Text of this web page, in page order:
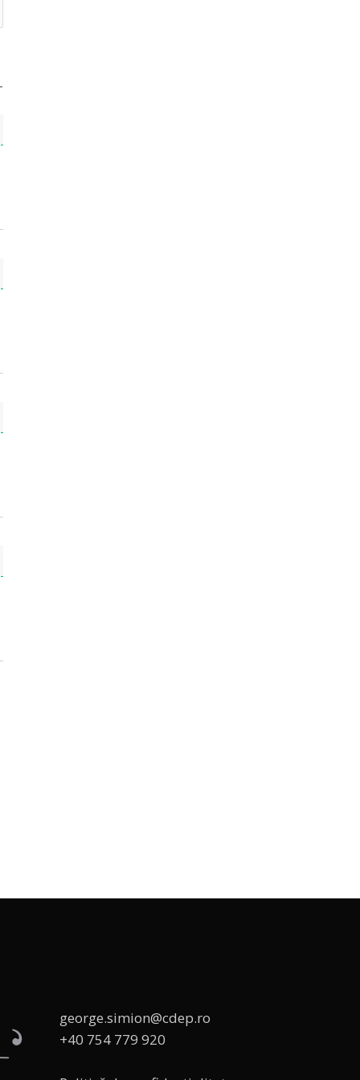
george.simion@cdep.ro
+40 754 779 920